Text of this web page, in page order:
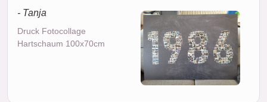
- Tanja
Druck Fotocollage
Hartschaum 100x70cm